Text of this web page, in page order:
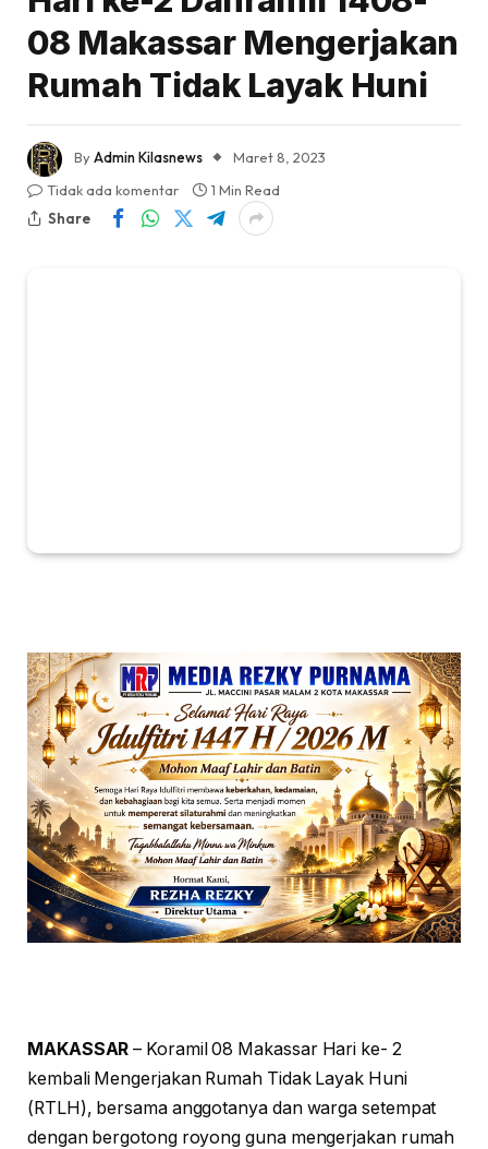
08 Makassar Mengerjakan
Rumah Tidak Layak Huni
ByAdmin Kilasnews
Maret 8, 2023
Tidak ada komentar
1 Min Read
Share
MAKASSAR – Koramil 08 Makassar Hari ke- 2
kembali Mengerjakan Rumah Tidak Layak Huni
(RTLH), bersama anggotanya dan warga setempat
dengan bergotong royong guna mengerjakan rumah